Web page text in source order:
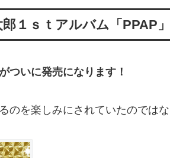
１ｓｔアルバム「PPAP」
ついに発売になります！
のを楽しみにされていたのでは